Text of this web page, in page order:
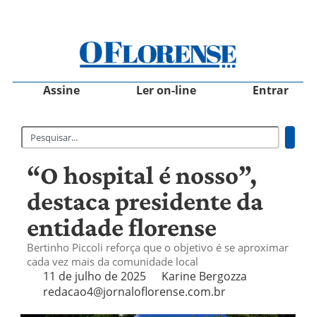
Assine Ler on-line Entrar
“O hospital é nosso”,
destaca presidente da
entidade florense
Bertinho Piccoli reforça que o objetivo é se aproximar
cada vez mais da comunidade local
11 de julho de 2025
Karine Bergozza
redacao4@jornaloflorense.com.br